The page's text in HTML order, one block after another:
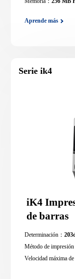
Aprende más
Serie ik4
iK4
de barras
Determinación：
Método de
Velocidad máxima de